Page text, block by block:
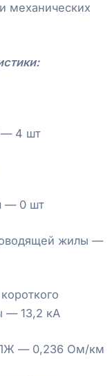
механических
— 4 шт
— 0 шт
жилы —
— 13,2 кА
— 0,236 Ом/км